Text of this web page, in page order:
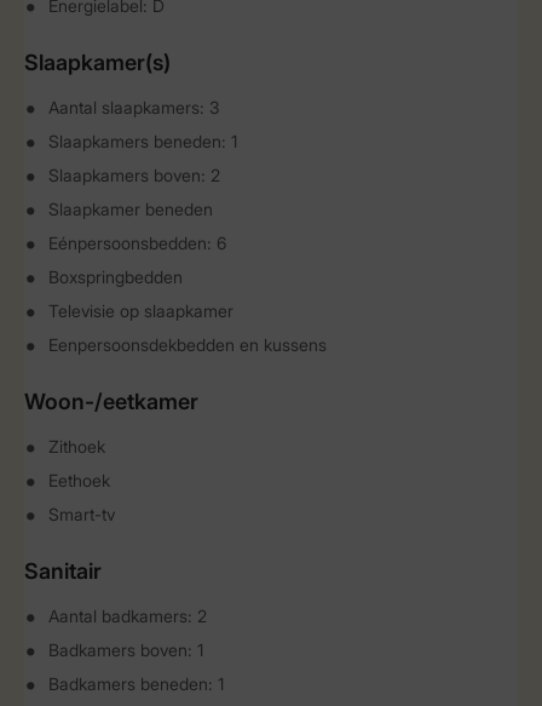
Energielabel: D
Slaapkamer(s)
Aantal slaapkamers: 3
Slaapkamers beneden: 1
Slaapkamers boven: 2
Slaapkamer beneden
Eénpersoonsbedden: 6
Boxspringbedden
Televisie op slaapkamer
Eenpersoonsdekbedden en kussens
Woon-/eetkamer
Zithoek
Eethoek
Smart-tv
Sanitair
Aantal badkamers: 2
Badkamers boven: 1
Badkamers beneden: 1